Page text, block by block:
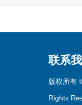
联系
版权所有
Rights